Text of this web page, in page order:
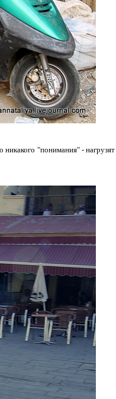
никакого "понимания" -